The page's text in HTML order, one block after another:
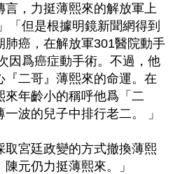
，力挺薄熙來的解放軍上
「但是根據明鏡新聞網得到
肺癌，在解放軍301醫院動手
因爲癌症動手術。不過，他
『二哥』薄熙來的命運。在
來年齡小的稱呼他爲「二
波的兒子中排行老二。 」
取宮廷政變的方式撤換薄熙
元仍力挺薄熙來。」